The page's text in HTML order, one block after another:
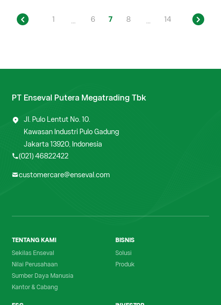
1 ... 6 7 8 ... 14
PT Enseval Putera Megatrading Tbk
Jl. Pulo Lentut No. 10.
Kawasan Industri Pulo Gadung
Jakarta 13920, Indonesia
(021) 46822422
customercare@enseval.com
TENTANG KAMI
Sekilas Enseval
Nilai Perusahaan
Sumber Daya Manusia
Kantor & Cabang
BISNIS
Solusi
Produk